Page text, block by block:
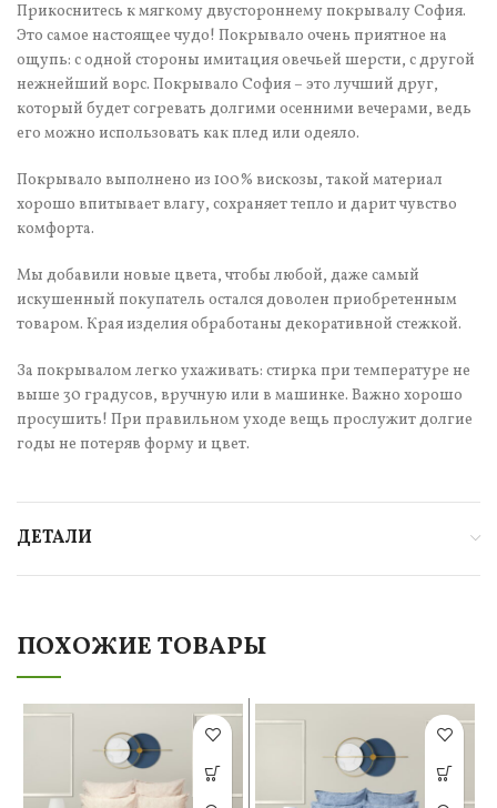
Прикоснитесь к мягкому двустороннему покрывалу София.
Это самое настоящее чудо! Покрывало очень приятное на
ощупь: с одной стороны имитация овечьей шерсти, с другой
нежнейший ворс. Покрывало София – это лучший друг,
который будет согревать долгими осенними вечерами, ведь
его можно использовать как плед или одеяло.
Покрывало выполнено из 100% вискозы, такой материал
хорошо впитывает влагу, сохраняет тепло и дарит чувство
комфорта.
Мы добавили новые цвета, чтобы любой, даже самый
искушенный покупатель остался доволен приобретенным
товаром. Края изделия обработаны декоративной стежкой.
За покрывалом легко ухаживать: стирка при температуре не
выше 30 градусов, вручную или в машинке. Важно хорошо
просушить! При правильном уходе вещь прослужит долгие
годы не потеряв форму и цвет.
ДЕТАЛИ
ПОХОЖИЕ ТОВАРЫ